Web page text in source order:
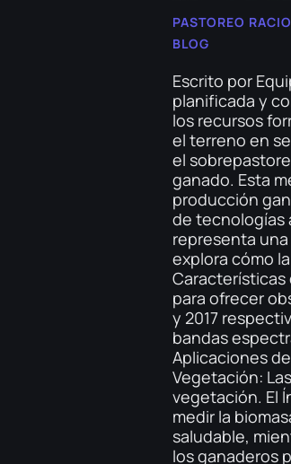
PASTOREO
BLOG
Escrito por
planificada y
los recursos
el terreno en
el
ganado. Esta
producción
de tecnologías
representa
explora cómo
Características
para ofrecer
y 2017
bandas
Aplicaciones
Vegetación:
vegetación. El
medir la
saludable,
los ganaderos